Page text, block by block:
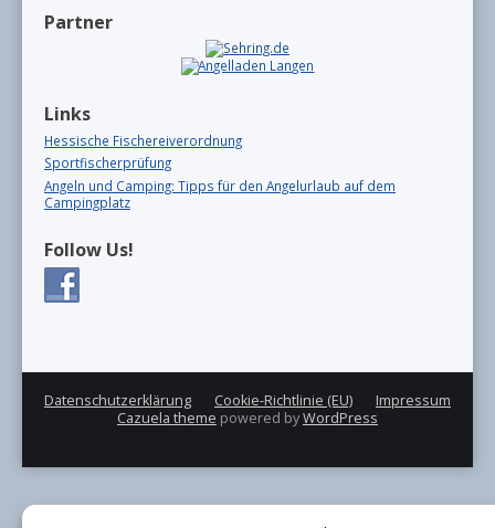
Partner
Links
Hessische Fischereiverordnung
Sportfischerprüfung
Angeln und Camping: Tipps für den Angelurlaub auf dem
Campingplatz
Follow Us!
Datenschutzerklärung Cookie-Richtlinie (EU)
Impressum
Cazuela theme powered byWordPress